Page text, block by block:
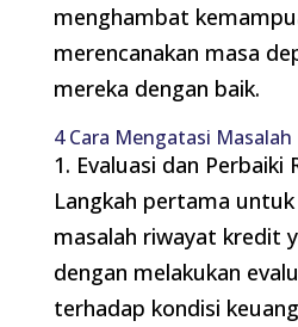
menghambat
merencanakan masa
mereka dengan baik.
4 Cara Mengatasi Masalah
1. Evaluasi dan Perbaiki
Langkah pertama
masalah riwayat kredit
dengan melakukan
terhadap kondisi